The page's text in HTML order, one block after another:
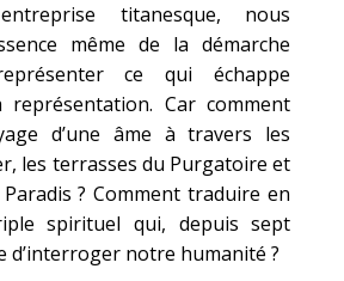
titanesque, nous
même de la démarche
ce qui échappe
Car comment
d’une âme à travers les
les terrasses du Purgatoire et
? Comment traduire en
spirituel qui, depuis sept
d’interroger notre humanité ?